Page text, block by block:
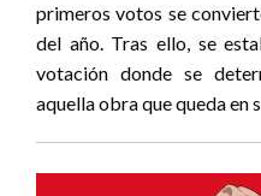
primeros votos se
del año. Tras ello, se
votación donde se
aquella obra que queda en